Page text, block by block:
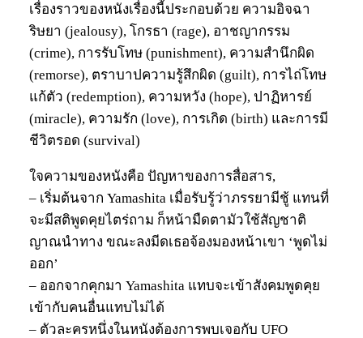
เรื่องราวของหนังเรื่องนี้ประกอบด้วย ความอิจฉา
ริษยา (jealousy), โกรธา (rage), อาชญากรรม
(crime), การรับโทษ (punishment), ความสำนึกผิด
(remorse), ตราบาปความรู้สึกผิด (guilt), การไถ่โทษ
แก้ตัว (redemption), ความหวัง (hope), ปาฏิหารย์
(miracle), ความรัก (love), การเกิด (birth) และการมี
ชีวิตรอด (survival)
ใจความของหนังคือ ปัญหาของการสื่อสาร,
– เริ่มต้นจาก Yamashita เมื่อรับรู้ว่าภรรยามีชู้ แทนที่
จะมีสติพูดคุยไตร่ถาม ก็หน้ามืดตามัวใช้สัญชาติ
ญาณนำทาง ขณะลงมีดเธอจ้องมองหน้าเขา ‘พูดไม่
ออก’
– ออกจากคุกมา Yamashita แทบจะเข้าสังคมพูดคุย
เข้ากับคนอื่นแทบไม่ได้
– ตัวละครหนึ่งในหนังต้องการพบเจอกับ UFO